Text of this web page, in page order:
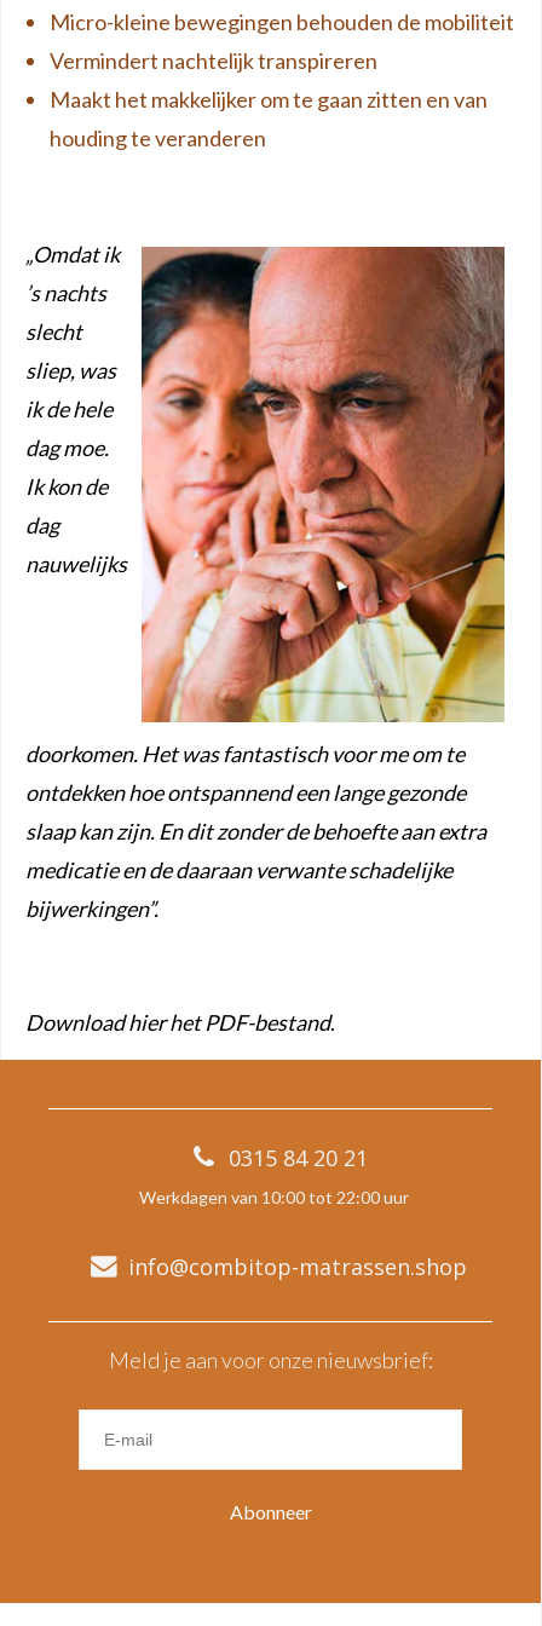
Micro-kleine bewegingen behouden de mobiliteit
Vermindert nachtelijk transpireren
Maakt het makkelijker om te gaan zitten en van
houding te veranderen
„Omdat ik
’s nachts
slecht
sliep, was
ik de hele
dag moe.
Ik kon de
dag
nauwelijks
doorkomen. Het was fantastisch voor me om te
ontdekken hoe ontspannendeen lange gezonde
slaap kan zijn. En dit zonder de behoefte aan extra
medicatie en de daaraan verwante schadelijke
bijwerkingen”.
Download hier het PDF-bestand.
0315 84 20 21
Werkdagen van 10:00 tot 22:00 uur
info@combitop-matrassen.shop
Meld je aan voor onze nieuwsbrief:
Abonneer